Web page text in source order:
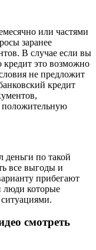
или частями
заранее
В случае если вы
кредит это возможно
не предложит
кредит
деньги по такой
все выгоды и
прибегают
люди которые
смотреть